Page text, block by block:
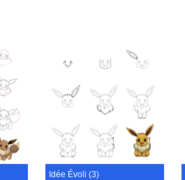
Idée Évoli (3)